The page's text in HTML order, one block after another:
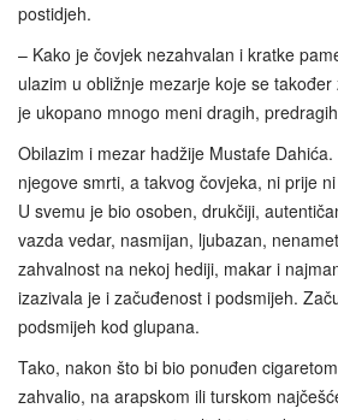
postidjeh.
– Kako je čovjek nezahvalan i kratke
ulazim u obližnje mezarje koje se
je ukopano mnogo meni dragih,
Obilazim i mezar hadžije Mustafe
njegove smrti, a takvog čovjeka, ni prije
U svemu je bio osoben, drukčiji,
vazda vedar, nasmijan, ljubazan,
zahvalnost na nekoj hediji, makar i
izazivala je i začuđenost i podsmijeh.
podsmijeh kod glupana.
Tako, nakon što bi bio ponuđen
zahvalio, na arapskom ili turskom